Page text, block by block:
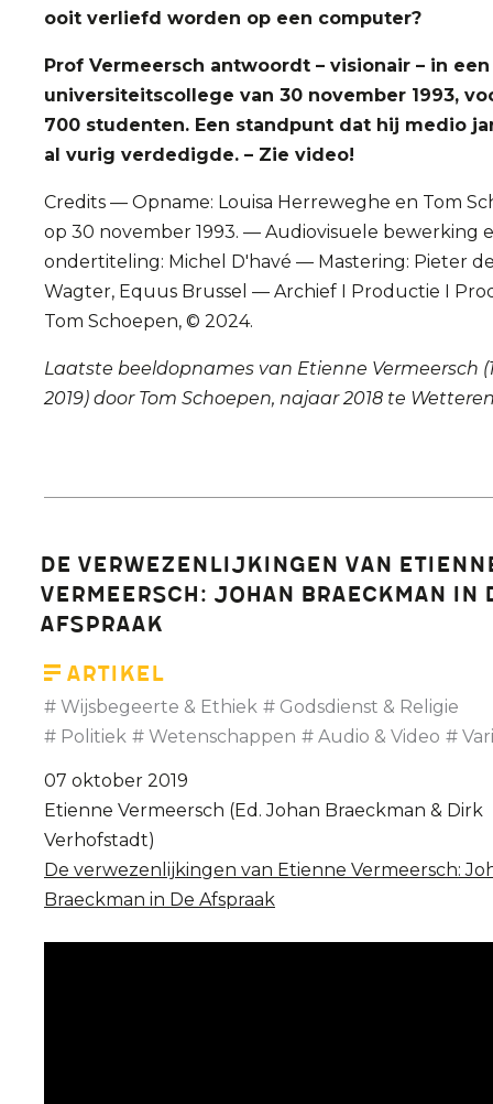
ooit verliefd worden op een computer?
Prof Vermeersch antwoordt – visionair – in een
universiteitscollege van 30 november 1993,
700 studenten. Een standpunt dat hij medio
al vurig verdedigde. – Zie video!
Credits — Opname: Louisa Herreweghe en Tom
op 30 november 1993. — Audiovisuele bewerking
ondertiteling: Michel D'havé — Mastering: Pieter
Wagter, Equus Brussel — Archief I Productie I
Tom Schoepen, © 2024.
Laatste beeldopnames van Etienne Vermeersch
2019) door Tom Schoepen, najaar 2018 te
De verwezenlijkingen van
Vermeersch: Johan Braeckman in
Afspraak
Artikel
Wijsbegeerte & Ethiek
Godsdienst & Religie
Politiek
Wetenschappen Audio & Video
07 oktober 2019
Etienne Vermeersch (Ed. Johan Braeckman & Dirk
Verhofstadt)
De verwezenlijkingen van Etienne Vermeersch:
Braeckman in De Afspraak